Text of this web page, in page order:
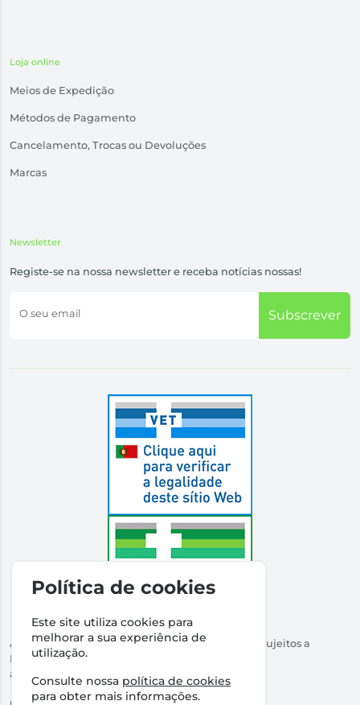
Loja online
Meios de Expedição
Métodos de Pagamento
Cancelamento, Trocas ou Devoluções
Marcas
Newsletter
Registe-se na nossa newsletter e receba notícias nossas!
O seu email Subscrever
Autorizado a Disponibilizar Medicamentos Não Sujeitos a
Receita Médica
através da Internet pelo Infarmed. I.P.
Direção Técnica:Dr Ricardo Santos
Política de cookies
Este site utiliza cookies para
melhorar a sua experiência de
utilização.
Consulte nossa política de cookies
para obter mais informações.